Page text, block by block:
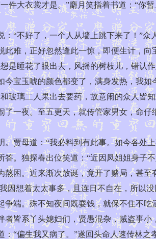
件大衣裳才是。”麝月笑指着书道：“你
不好了，一个人从墙上跳下来了！”众
难，正好忽然逢此一惊，即便生计，
是睡花了眼出去，风摇的树枝儿，错认
宝玉唬的颜色都变了，满身发热，我
玻璃二人果出去要药，故意闹的众人皆
一夜。至五更天，就传管家男女，命仔
母道：“我必料到有此事。如今各处
。独探春出位笑道：“近因凤姐姐身子
困。近来渐次放诞，竟开了赌局，甚
因想着太太事多，且连日不自在，所以
端。殊不知夜间既耍钱，就保不住不
皆系丫头媳妇们，贤愚混杂，贼盗事
“偏生我又病了。”遂回头命人速传林